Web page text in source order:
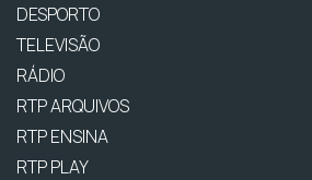
DESPORTO
TELEVISÃO
RÁDIO
RTP ARQUIVOS
RTP ENSINA
RTP PLAY